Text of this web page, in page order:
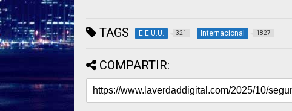
TAGS E.E.U.U. 321 Internacional 1827
COMPARTIR: